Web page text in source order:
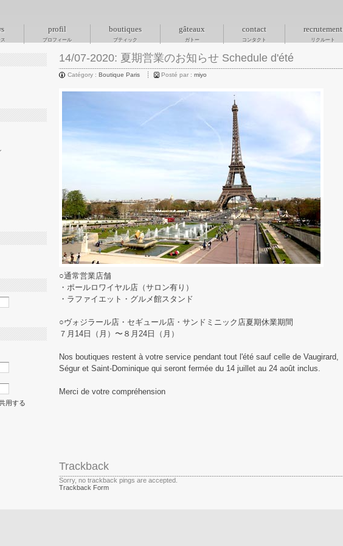
profil
プロフィール
boutiques
ブティック
gâteaux
ガトー
contact
コンタクト
recrutement
リクルート
14/07-2020: 夏期営業のお知らせ Schedule d'été
Catégory : Boutique Paris Posté par : miyo
○通常営業店舗
・ポールロワイヤル店（サロン有り）
・ラファイエット・グルメ館スタンド
○ヴォジラール店・セギュール店・サンドミニック店夏期休業期間
７月14日（月）〜８月24日（月）
Nos boutiques restent à votre service pendant tout l'été sauf celle de Vaugirard,
Ségur et Saint-Dominique qui seront fermée du 14 juillet au 24 août inclus.
Merci de votre compréhension
Trackback
Sorry, no trackback pings are accepted.
Trackback Form
用する